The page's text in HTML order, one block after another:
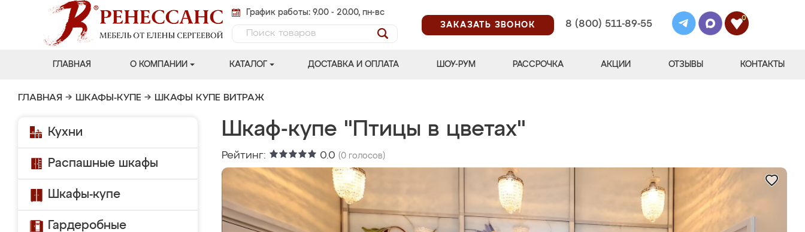
График работы: 9.00 - 20.00, пн-вс
ЗАКАЗАТЬ ЗВОНОК
8 (800) 511-89-55
0
ГЛАВНАЯ О КОМПАНИИ КАТАЛОГ ДОСТАВКА И ОПЛАТА ШОУ-РУМ РАССРОЧКА АКЦИИ ОТЗЫВЫ КОНТАКТЫ
ГЛАВНАЯ → ШКАФЫ-КУПЕ → ШКАФЫ КУПЕ ВИТРАЖ
Кухни
Распашные шкафы
Шкафы-купе
Гардеробные
Шкаф-купе "Птицы в цветах"
Рейтинг: 0.0 (0 голосов)